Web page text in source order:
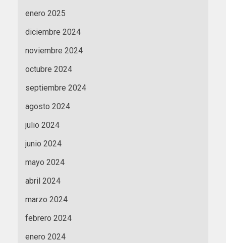
enero 2025
diciembre 2024
noviembre 2024
octubre 2024
septiembre 2024
agosto 2024
julio 2024
junio 2024
mayo 2024
abril 2024
marzo 2024
febrero 2024
enero 2024